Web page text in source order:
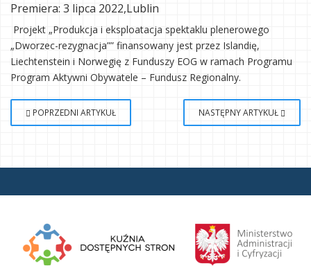
Premiera: 3 lipca 2022,Lublin
Projekt „Produkcja i eksploatacja spektaklu plenerowego
„Dworzec-rezygnacja”” finansowany jest przez Islandię,
Liechtenstein i Norwegię z Funduszy EOG w ramach Programu
Program Aktywni Obywatele – Fundusz Regionalny.
POPRZEDNI ARTYKUŁ NASTĘPNY ARTYKUŁ